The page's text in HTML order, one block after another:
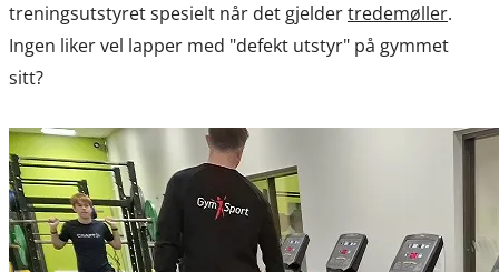
treningsutstyret spesielt når det gjeldertredemøller.
Ingen liker vel lapper med "defekt utstyr" på gymmet
sitt?